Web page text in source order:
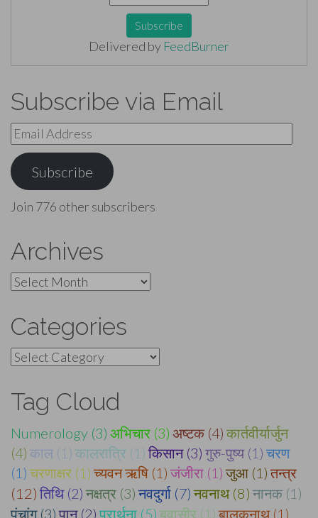
Delivered by FeedBurner
Subscribe via Email
Email
Address
Subscribe
Join 776 other subscribers
Archives
Archives
Categories
Categories
Tag Cloud
Numerology (3) अभिचार (3) अष्टक (4) कार्तवीर्यार्जुन
(4) काल (1) कालरात्रि (1) किसान (3) गुरु-पुष्य (1) चरण
(1) चरणाक्षर (1) च्यवन ऋषि (1) जंजीरा (1) जुआ (1) तन्त्र
(12) तिथि (2) नक्षत्र (3) नवदुर्गा (7) नवनाथ (8) नानक (1)
पंचांग (3) पान (2) प्रार्थना (5) बवासीर (1) बालकनाथ (1)